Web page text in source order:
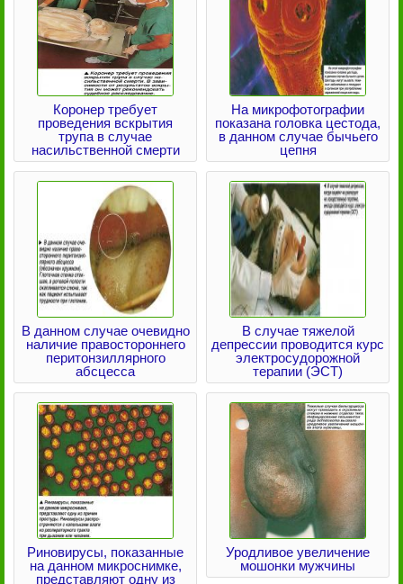
Коронер требует
проведения вскрытия
трупа в случае
насильственной смерти
На микрофотографии
показана головка цестода,
в данном случае бычьего
цепня
В данном случае очевидно
наличие правостороннего
перитонзиллярного
абсцесса
В случае тяжелой
депрессии проводится курс
электросудорожной
терапии (ЭСТ)
Риновирусы, показанные
на данном микроснимке,
представляют одну из
Уродливое увеличение
мошонки мужчины